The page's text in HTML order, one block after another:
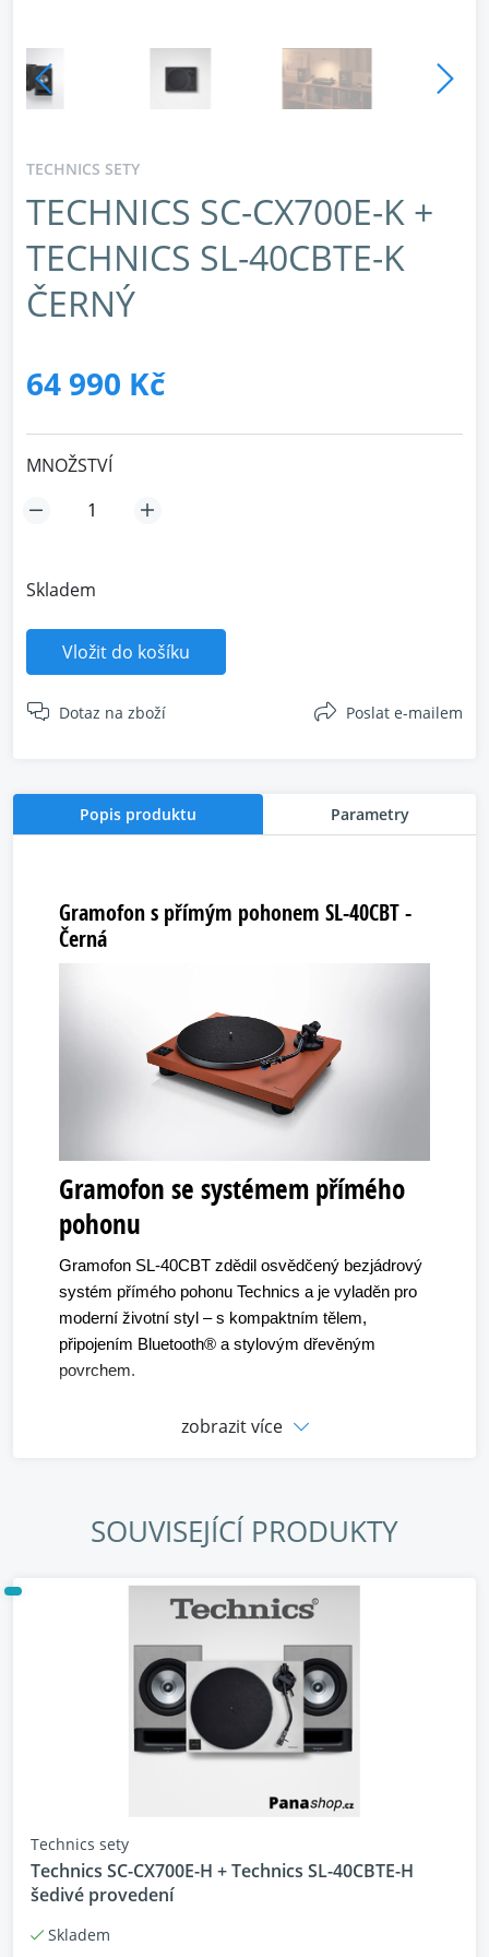
TECHNICS SETY
TECHNICS SC-CX700E-K +
TECHNICS SL-40CBTE-K
ČERNÝ
64 990 Kč
MNOŽSTVÍ
Skladem
Vložit do košíku
Dotaz na zboží Poslat e-mailem
Popis produktu Parametry
Gramofon s přímým pohonem SL-40CBT -
Černá
Gramofon se systémem přímého
pohonu
Gramofon SL-40CBT zdědil osvědčený bezjádrový
systém přímého pohonu Technics a je vyladěn pro
moderní životní styl – s kompaktním tělem,
připojením Bluetooth® a stylovým dřevěným
povrchem.
Vysoce přesná a stabilní rotace s
bezjádrovým motorem s přímým náhonem
zobrazit více
SOUVISEJÍCÍ PRODUKTY
Technics sety
Technics SC-CX700E-H + Technics SL-40CBTE-H
šedivé provedení
Skladem